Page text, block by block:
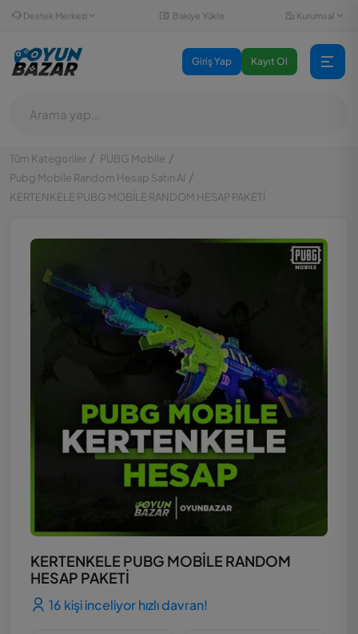
Destek Merkezi Bakiye Yükle Kurumsal
Giriş Yap Kayıt Ol
Tüm Kategoriler
PUBG Mobile
Pubg Mobile Random Hesap Satın Al
KERTENKELE PUBG MOBİLE RANDOM HESAP PAKETİ
KERTENKELE PUBG MOBİLE RANDOM
HESAP PAKETİ
16 kişi inceliyor hızlı davran!